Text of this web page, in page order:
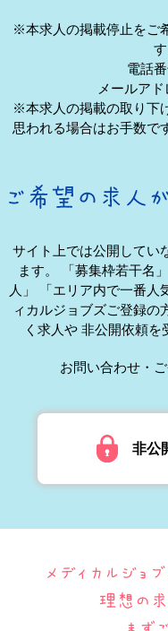
※本求人の掲載停止をご
電話
メールア
※本求人の掲載の取り下
思われる場合はお手数で
サイト上では公開してい
ます。
「募集枠若干名
人」
「エリア内で一番人
ィカルジョブズご登録の
く求人や 非公開依頼を
お問い合わせ・
非公